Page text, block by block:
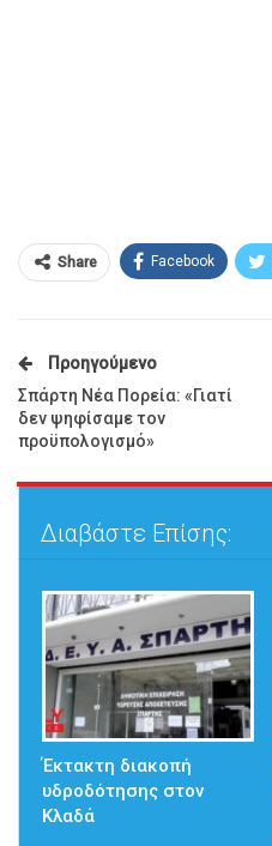
Share Facebook
Προηγούμενο
Σπάρτη Νέα Πορεία: «Γιατί
δεν ψηφίσαμε τον
προϋπολογισμό»
Διαβάστε Επίσης:
Έκτακτη διακοπή
υδροδότησης στον
Κλαδά